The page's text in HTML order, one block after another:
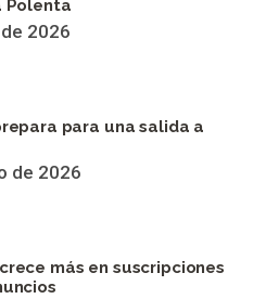
Polenta
2026
para una salida a
de 2026
más en suscripciones